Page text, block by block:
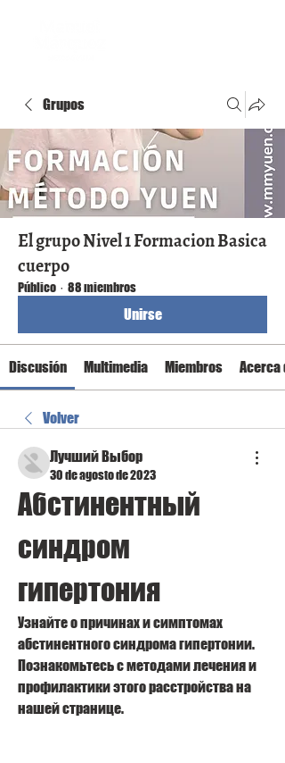
Grupos
El grupo Nivel 1 Formacion Basica
cuerpo
Público · 88 miembros
Unirse
Discusión Multimedia Miembros Acerca
Volver
Лучший Выбор
30 de agosto de 2023
Абстинентный
синдром
гипертония
Узнайте о причинах и симптомах
абстинентного синдрома гипертонии.
Познакомьтесь с методами лечения и
профилактики этого расстройства на
нашей странице.